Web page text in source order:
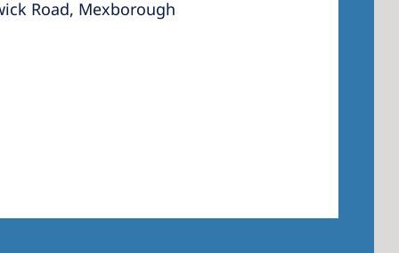
of
Road, Mexborough